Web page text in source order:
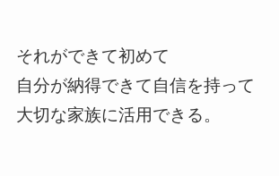
それができて初めて
自分が納得できて自信を持って
大切な家族に活用できる。